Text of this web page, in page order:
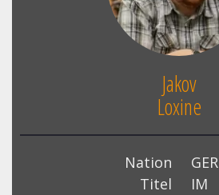
Jakov
Loxine
Nation
GER
Titel
IM